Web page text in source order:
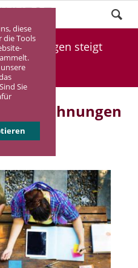
diese
die Tools
Sie
steigt
Aktuelles